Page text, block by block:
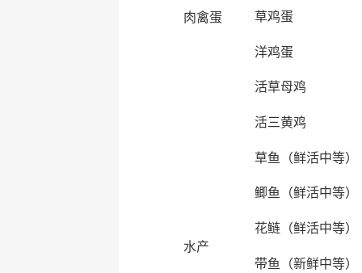
肉禽蛋 草鸡蛋
洋鸡蛋
活草母鸡
活三黄鸡
水产
草鱼（鲜活中等）
鲫鱼（鲜活中等）
花鲢（鲜活中等）
带鱼（新鲜中等）